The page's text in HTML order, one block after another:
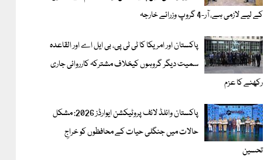
کے لیے لازمی ہے، آر-4 گروپ وزرائے خارجہ
پاکستان اور امریکا کا ٹی ٹی پی، بی ایل اے اور القاعدہ
سمیت دیگر گروہوں کیخلاف مشترکہ کارروائی جاری
رکھنے کا عزم
پاکستان وائلڈ لائف پروٹیکشن ایوارڈز 2026: مشکل
حالات میں جنگلی حیات کے محافظوں کو خراجِ
تحسین